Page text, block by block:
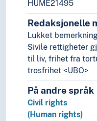
Koalisjoner
Krig
Individuelle
Individuelle
Politiske
Rettferdig
HUME21495
Redaksjonelle
Lukket
Sivile rettigheter
til liv, frihet fra
trosfrihet <UBO>
På andre språk
Civil rights
(Human rights)